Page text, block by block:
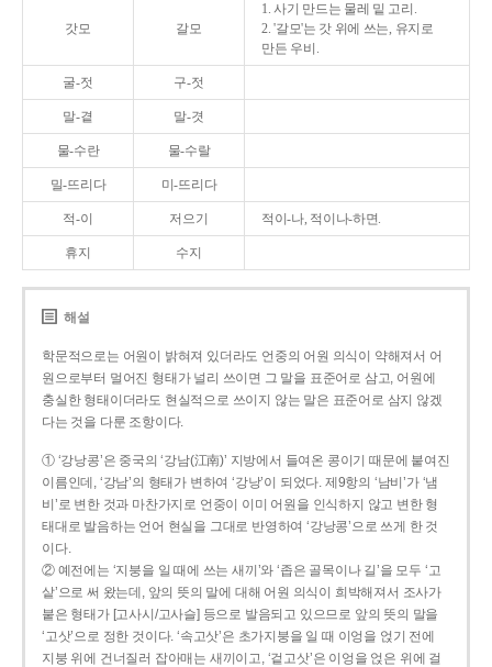
갓모 갈모
1. 사기 만드는 물레 밑 고리.
2. '갈모'는 갓 위에 쓰는, 유지로
만든 우비.
굴-젓 구-젓
말-곁 말-겻
물-수란 물-수랄
밀-뜨리다 미-뜨리다
적-이 저으기 적이-나, 적이나-하면.
휴지 수지
해설
학문적으로는 어원이 밝혀져 있더라도 언중의 어원 의식이 약해져서 어
원으로부터 멀어진 형태가 널리 쓰이면 그 말을 표준어로 삼고, 어원에
충실한 형태이더라도 현실적으로 쓰이지 않는 말은 표준어로 삼지 않겠
다는 것을 다룬 조항이다.
① ‘강낭콩’은 중국의 ‘강남(江南)’ 지방에서 들여온 콩이기 때문에 붙여진
이름인데, ‘강남’의 형태가 변하여 ‘강낭’이 되었다. 제9항의 ‘남비’가 ‘냄
비’로 변한 것과 마찬가지로 언중이 이미 어원을 인식하지 않고 변한 형
태대로 발음하는 언어 현실을 그대로 반영하여 ‘강낭콩’으로 쓰게 한 것
이다.
② 예전에는 ‘지붕을 일 때에 쓰는 새끼’와 ‘좁은 골목이나 길’을 모두 ‘고
샅’으로 써 왔는데, 앞의 뜻의 말에 대해 어원 의식이 희박해져서 조사가
붙은 형태가 [고사시/고사슬] 등으로 발음되고 있으므로 앞의 뜻의 말을
‘고삿’으로 정한 것이다. ‘속고삿’은 초가지붕을 일 때 이엉을 얹기 전에
지붕 위에 건너질러 잡아매는 새끼이고, ‘겉고삿’은 이엉을 얹은 위에 걸